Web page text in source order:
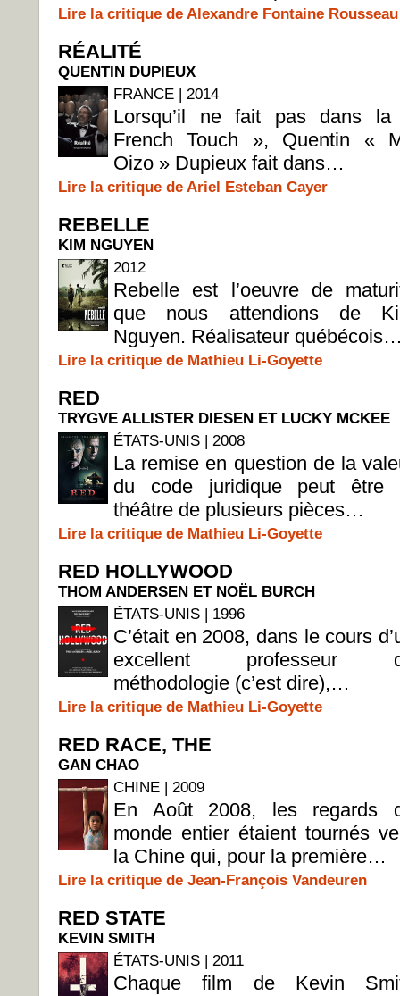
Lire la critique de Alexandre Fontaine Rousseau
RÉALITÉ
QUENTIN DUPIEUX
FRANCE | 2014
Lorsqu’il ne fait pas dans
French Touch », Quentin «
Oizo » Dupieux fait dans…
Lire la critique de Ariel Esteban Cayer
REBELLE
KIM NGUYEN
2012
Rebelle est l’oeuvre de
que nous attendions de
Nguyen. Réalisateur
Lire la critique de Mathieu Li-Goyette
RED
TRYGVE ALLISTER DIESEN ET LUCKY MCKEE
ÉTATS-UNIS | 2008
La remise en question de la
du code juridique peut être
théâtre de plusieurs pièces…
Lire la critique de Mathieu Li-Goyette
RED HOLLYWOOD
THOM ANDERSEN ET NOËL BURCH
ÉTATS-UNIS | 1996
C’était en 2008, dans le cours
excellent professeur
méthodologie (c’est dire),…
Lire la critique de Mathieu Li-Goyette
RED RACE, THE
GAN CHAO
CHINE | 2009
En Août 2008, les regards
monde entier étaient tournés
la Chine qui, pour la première…
Lire la critique de Jean-François Vandeuren
RED STATE
KEVIN SMITH
ÉTATS-UNIS | 2011
Chaque film de Kevin